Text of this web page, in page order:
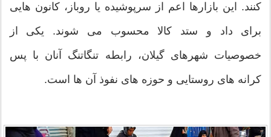
کنند. این بازارها اعم از سرپوشیده یا روباز، کانون هایی
برای داد و ستد کالا محسوب می شوند. یکی از
خصوصیات شهرهای گیلان، رابطه تنگاتنگ آنان با پس
کرانه های روستایی و حوزه های نفوذ آن ها است.